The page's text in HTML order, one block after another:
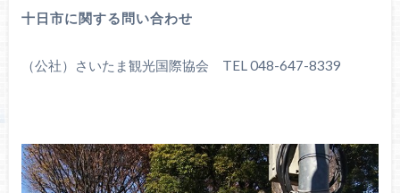
十日市に関する問い合わせ
（公社）さいたま観光国際協会 TEL 048-647-8339